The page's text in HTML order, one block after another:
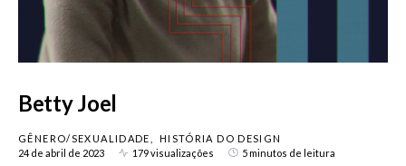
Betty Joel
GÊNERO/SEXUALIDADE
HISTÓRIA DO DESIGN
24 de abril de 2023
179 visualizações 5 minutos de leitura